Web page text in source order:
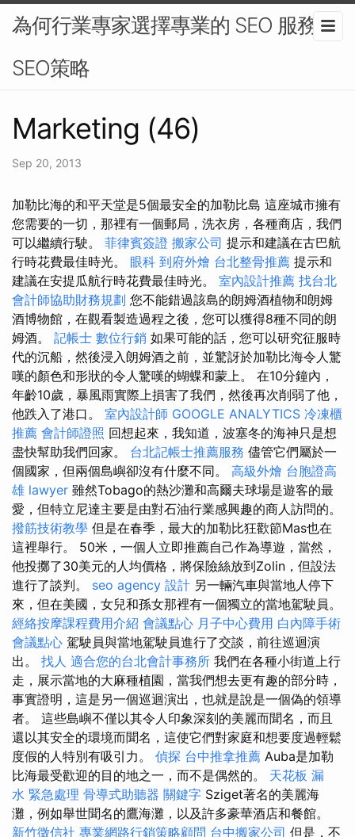
為何行業專家選擇專業的 SEO 服務 -
SEO策略
Marketing (46)
Sep 20, 2013
加勒比海的和平天堂是5個最安全的加勒比島 這座城市擁有
您需要的一切，那裡有一個郵局，洗衣房，各種商店，我們
可以繼續行駛。 菲律賓簽證 搬家公司 提示和建議在古巴航
行時花費最佳時光。 眼科 到府外燴 台北整骨推薦 提示和
建議在安提瓜航行時花費最佳時光。 室內設計推薦 找台北
會計師協助財務規劃 您不能錯過該島的朗姆酒植物和朗姆
酒博物館，在觀看製造過程之後，您可以獲得8種不同的朗
姆酒。 記帳士 數位行銷 如果可能的話，您可以研究征服時
代的沉船，然後浸入朗姆酒之前，並驚訝於加勒比海令人驚
嘆的顏色和形狀的令人驚嘆的蝴蝶和蒙上。 在10分鐘內，
年齡10歲，暴風雨實際上損害了我們，然後再次削弱了他，
他跌入了港口。 室內設計師 GOOGLE ANALYTICS 冷凍櫃
推薦 會計師證照 回想起來，我知道，波塞冬的海神只是想
盡快幫助我們回家。 台北記帳士推薦服務 儘管它們屬於一
個國家，但兩個島嶼卻沒有什麼不同。 高級外燴 台胞證高
雄 lawyer 雖然Tobago的熱沙灘和高爾夫球場是遊客的最
愛，但特立尼達主要是由對石油行業感興趣的商人訪問的。
撥筋技術教學 但是在春季，最大的加勒比狂歡節Mas也在
這裡舉行。 50米，一個人立即推薦自己作為導遊，當然，
他投擲了30美元的人均價格，將保險絲放到Zolin，但設法
進行了談判。 seo agency 設計 另一輛汽車與當地人停下
來，但在美國，女兒和孫女那裡有一個獨立的當地駕駛員。
經絡按摩課程費用介紹 會議點心 月子中心費用 白內障手術
會議點心 駕駛員與當地駕駛員進行了交談，前往巡迴演
出。 找人 適合您的台北會計事務所 我們在各種小街道上行
走，展示當地的大麻種植園，當我們想去更有趣的部分時，
事實證明，這是另一個巡迴演出，也就是說是一個偽的領導
者。 這些島嶼不僅以其令人印象深刻的美麗而聞名，而且
還以其安全的環境而聞名，這使它們對家庭和想要度過輕鬆
度假的人特別有吸引力。 偵探 台中推拿推薦 Auba是加勒
比海最受歡迎的目的地之一，而不是偶然的。 天花板 漏
水 緊急處理 骨導式助聽器 關鍵字 Sziget著名的美麗海
灘，例如舉世聞名的鷹海灘，以及許多豪華酒店和餐館。
新竹徵信社 專業網路行銷策略顧問 台中搬家公司 但是，不